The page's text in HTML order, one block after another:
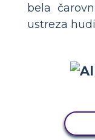
bela
ustreza